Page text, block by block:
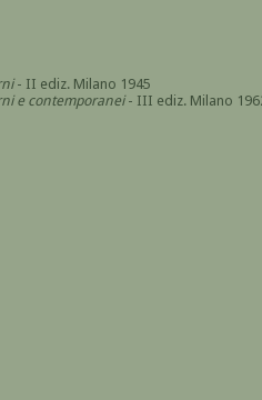
- II ediz. Milano 1945
e contemporanei- III ediz. Milano